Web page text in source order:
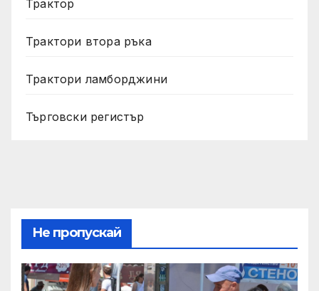
Трактор
Трактори втора ръка
Трактори ламборджини
Търговски регистър
Не пропускай